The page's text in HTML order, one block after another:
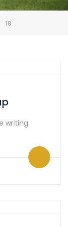
18
writing